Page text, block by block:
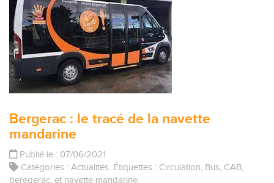
Bergerac : le tracé de la navette
mandarine
Publié le : 07/06/2021
Catégories : Actualités. Étiquettes : Circulation, Bus, CAB,
beregerac, et navette mandarine.